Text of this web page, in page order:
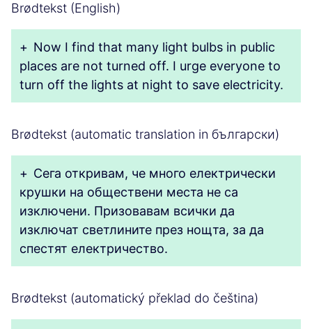
Brødtekst (English)
+ Now I find that many light bulbs in public
places are not turned off. I urge everyone to
turn off the lights at night to save electricity.
Brødtekst (automatic translation in български)
+ Сега откривам, че много електрически
крушки на обществени места не са
изключени. Призовавам всички да
изключат светлините през нощта, за да
спестят електричество.
Brødtekst (automatický překlad do čeština)